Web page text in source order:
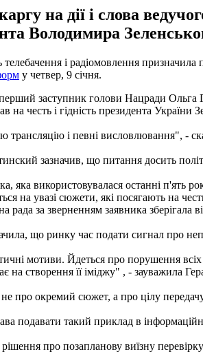
на дії і слова
Володимира
і радіомовлення призначила
у четвер, 9 січня.
перший заступник голови Нацради Ольга
на честь і гідність президента
трансляцію і певні висловлювання", -
зазначив, що питання досить
яка використовувалася останні п'ять
на увазі сюжети, які посягають на
рада за зверненням заявника
що ринку час подати сигнал про
мотиви. Йдеться про порушення
на створення її іміджу" , - зауважила
про окремий сюжет, а про цілу
подавати такий приклад в
про позапланову виїзну